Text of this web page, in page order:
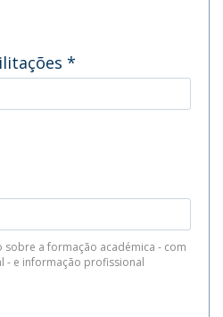
*
sobre a formação académica - com
- e informação profissional